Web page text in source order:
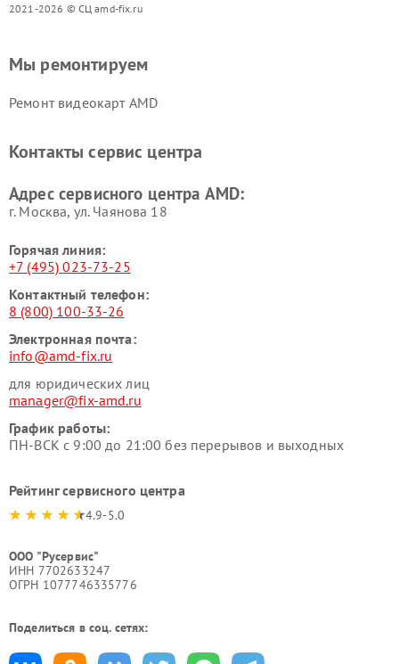
2021-2026 © СЦ amd-fix.ru
Мы ремонтируем
Ремонт видеокарт AMD
Контакты сервис центра
Адрес сервисного центра AMD:
г. Москва, ул. Чаянова 18
Горячая линия:
+7 (495) 023-73-25
Контактный телефон:
8 (800) 100-33-26
Электронная почта:
info@amd-fix.ru
для юридических лиц
manager@fix-amd.ru
График работы:
ПН-ВСК с 9:00 до 21:00 без перерывов и выходных
Рейтинг сервисного центра
4.9-5.0
ООО "Русервис"
ИНН 7702633247
ОГРН 1077746335776
Поделиться в соц. сетях: